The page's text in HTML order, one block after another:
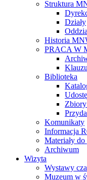
Struktura
Działy
Historia
PRACA W
Biblioteka
Komunikaty
Informacja
Materiały
Archiwum
Wizyta
Wystawy
Muzeum w